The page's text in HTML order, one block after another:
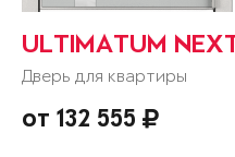
ULTIMATUM NEXT
Дверь для квартиры
от 132 555